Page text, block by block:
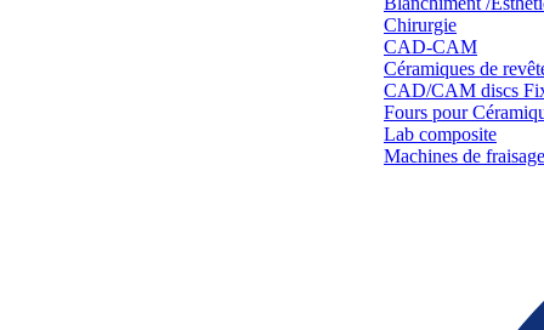
Chirurgie
CAD-CAM
Céramiques de
CAD/CAM discs
Fours pour
Lab composite
Machines de